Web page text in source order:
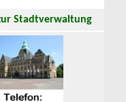
Stadtverwaltung